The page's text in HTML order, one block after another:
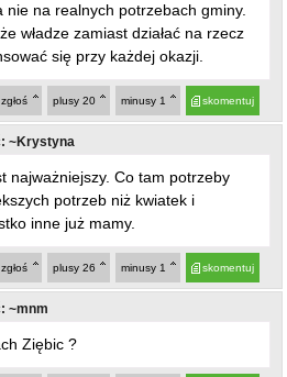
nie na realnych potrzebach gminy.
władze zamiast działać na rzecz
się przy każdej okazji.
skomentuj
minusy 1
plusy 20
zgłoś
~Krystyna
najważniejszy. Co tam potrzeby
potrzeb niż kwiatek i
inne już mamy.
skomentuj
minusy 1
plusy 26
zgłoś
~mnm
Ziębic ?